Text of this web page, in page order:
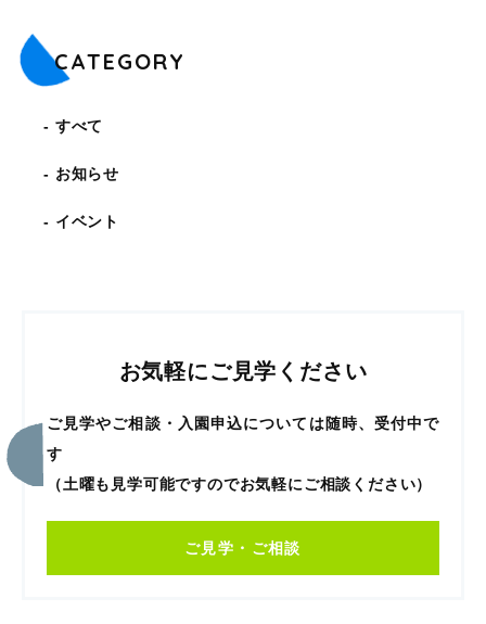
CATEGORY
すべて
お知らせ
イベント
お気軽にご見学ください
ご見学やご相談・入園申込については随時、受付中で
す
（土曜も見学可能ですのでお気軽にご相談ください）
ご見学・ご相談